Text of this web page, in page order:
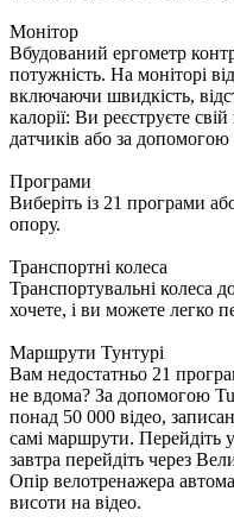
Монітор
Вбудований ергометр
потужність. На моніторі
включаючи швидкість,
калорії: Ви реєструєте
датчиків або за
Програми
Виберіть із 21 програми
опору.
Транспортні колеса
Транспортувальні колеса
хочете, і ви можете легко
Маршрути Тунтурі
Вам недостатньо 21
не вдома? За допомогою
понад 50 000 відео,
самі маршрути. Перейдіть
завтра перейдіть через
Опір велотренажера
висоти на відео.